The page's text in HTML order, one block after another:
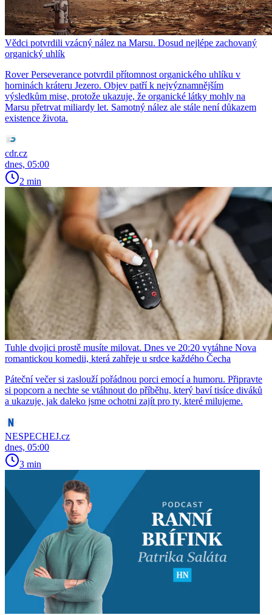
Vědci potvrdili vzácný nález na Marsu. Dosud nejlépe zachovaný
organický uhlík
Rover Perseverance potvrdil přítomnost organického uhlíku v
horninách kráteru Jezero. Objev patří k nejvýznamnějším
výsledkům mise, protože ukazuje, že organické látky mohly na
Marsu přetrvat miliardy let. Samotný nález ale stále není důkazem
existence života.
cdr.cz
dnes, 05:00
2 min
Tuhle dvojici prostě musíte milovat. Dnes ve 20:20 vytáhne Nova
romantickou komedii, která zahřeje u srdce každého Čecha
Páteční večer si zaslouží pořádnou porci emocí a humoru. Připravte
si popcorn a nechte se vtáhnout do příběhu, který baví tisíce diváků
a ukazuje, jak daleko jsme ochotni zajít pro ty, které milujeme.
NESPECHEJ.cz
dnes, 05:00
3 min